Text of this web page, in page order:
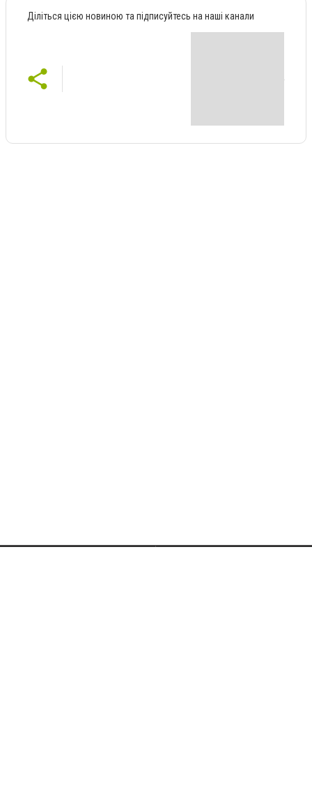
Діліться цією новиною та підписуйтесь на наші канали